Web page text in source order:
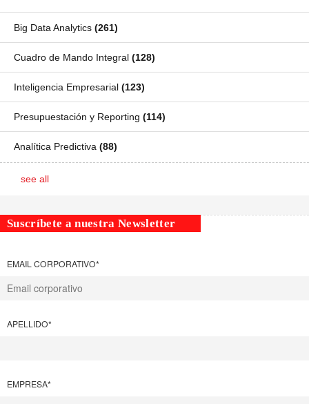
Big Data Analytics (261)
Cuadro de Mando Integral (128)
Inteligencia Empresarial (123)
Presupuestación y Reporting (114)
Analítica Predictiva (88)
see all
Suscríbete a nuestra Newsletter
EMAIL CORPORATIVO*
APELLIDO*
EMPRESA*